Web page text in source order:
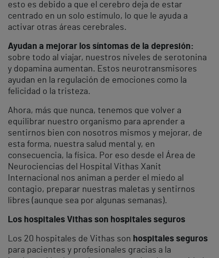
esto es debido a que el cerebro deja de estar
centrado en un solo estímulo, lo que le ayuda a
activar otras áreas cerebrales.
Ayudan a mejorar los síntomas de la depresión:
sobre todo al viajar, nuestros niveles de serotonina
y dopamina aumentan. Estos neurotransmisores
ayudan en la regulación de emociones como la
felicidad o la tristeza.
Ahora, más que nunca, tenemos que volver a
equilibrar nuestro organismo para aprender a
sentirnos bien con nosotros mismos y mejorar, de
esta forma, nuestra salud mental y, en
consecuencia, la física. Por eso desde el Área de
Neurociencias del Hospital Vithas Xanit
Internacional nos animan a perder el miedo al
contagio, preparar nuestras maletas y sentirnos
libres (aunque sea por algunas semanas).
Los hospitales Vithas son hospitales seguros
Los 20 hospitales de Vithas son hospitales seguros
para pacientes y profesionales gracias a la